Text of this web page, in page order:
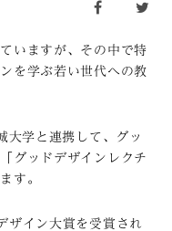
いますが、その中で特
を学ぶ若い世代への教
学と連携して、グッ
グッドデザインレクチ
す。
ザイン大賞を受賞され